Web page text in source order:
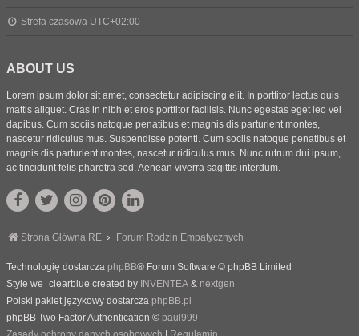
Strefa czasowa UTC+02:00
ABOUT US
Lorem ipsum dolor sit amet, consectetur adipiscing elit. In porttitor lectus quis
mattis aliquet. Cras in nibh et eros porttitor facilisis. Nunc egestas eget leo vel
dapibus. Cum sociis natoque penatibus et magnis dis parturient montes,
nascetur ridiculus mus. Suspendisse potenti. Cum sociis natoque penatibus et
magnis dis parturient montes, nascetur ridiculus mus. Nunc rutrum dui ipsum,
ac tincidunt felis pharetra sed. Aenean viverra sagittis interdum.
Strona Główna RE Forum Rodzin Empatycznych
Technologię dostarcza phpBB® Forum Software © phpBB Limited
Style we_clearblue created by INVENTEA & nextgen
Polski pakiet językowy dostarcza phpBB.pl
phpBB Two Factor Authentication © paul999